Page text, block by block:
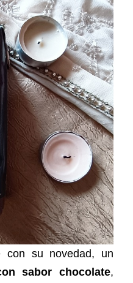
con su novedad, un
sabor chocolate,